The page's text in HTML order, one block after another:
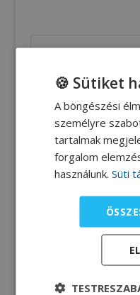
🍪 Sütiket
A böngészési
személyre
tartalmak
forgalom
használunk. Süti